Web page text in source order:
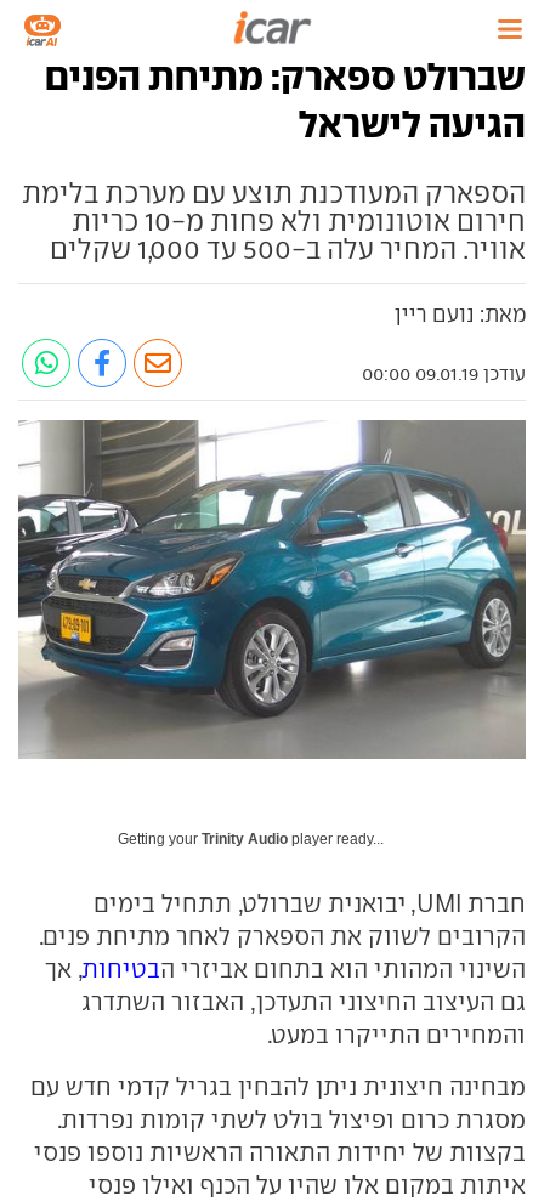
שברולט ספארק: מתיחת הפנים
הגיעה לישראל
הספארק המעודכנת תוצע עם מערכת בלימת
חירום אוטונומית ולא פחות מ-10 כריות
אוויר. המחיר עלה ב-500 עד 1,000 שקלים
מאת: נועם ריין
עודכן 09.01.19 00:00
Getting your Trinity Audio player ready...
חברת UMI, יבואנית שברולט, תתחיל בימים
הקרובים לשווק את הספארק לאחר מתיחת פנים.
השינוי המהותי הוא בתחום אביזרי הבטיחות, אך
גם העיצוב החיצוני התעדכן, האבזור השתדרג
והמחירים התייקרו במעט.
מבחינה חיצונית ניתן להבחין בגריל קדמי חדש עם
מסגרת כרום ופיצול בולט לשתי קומות נפרדות.
בקצוות של יחידות התאורה הראשיות נוספו פנסי
איתות במקום אלו שהיו על הכנף ואילו פנסי